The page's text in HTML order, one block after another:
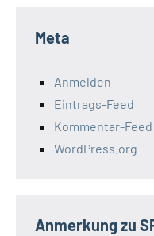
Meta
Anmelden
Eintrags-Feed
Kommentar-Feed
WordPress.org
Anmerkung zu